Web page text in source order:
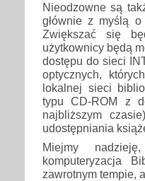
Nieodzowne są
głównie z myślą
Zwiększać się
użytkownicy będą
dostępu do sieci
optycznych,
lokalnej sieci
typu CD-ROM z
najbliższym
udostępniania
Miejmy
komputeryzacja
zawrotnym tempie,